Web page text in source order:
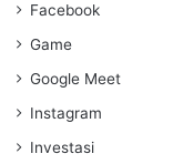
Facebook
Game
Google Meet
Instagram
Investasi